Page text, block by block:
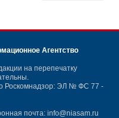
Агентство
на перепечатку
Роскомнадзор: ЭЛ № ФС 77 -
почта: info@niasam.ru